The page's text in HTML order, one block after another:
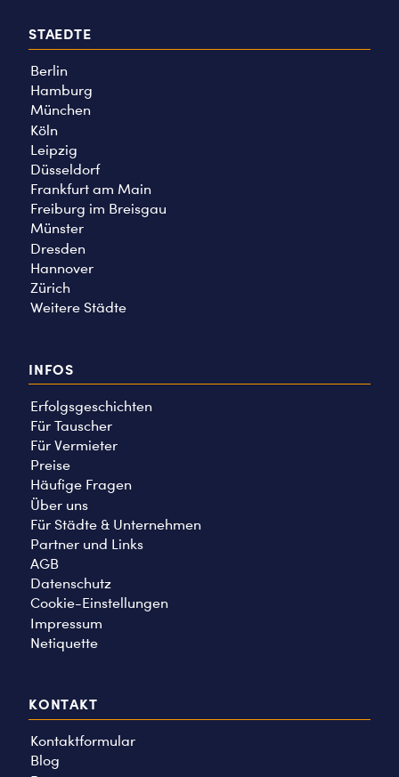
STAEDTE
Berlin
Hamburg
München
Köln
Leipzig
Düsseldorf
Frankfurt am Main
Freiburg im Breisgau
Münster
Dresden
Hannover
Zürich
Weitere Städte
INFOS
Erfolgsgeschichten
Für Tauscher
Für Vermieter
Preise
Häufige Fragen
Über uns
Für Städte & Unternehmen
Partner und Links
AGB
Datenschutz
Cookie-Einstellungen
Impressum
Netiquette
KONTAKT
Kontaktformular
Blog